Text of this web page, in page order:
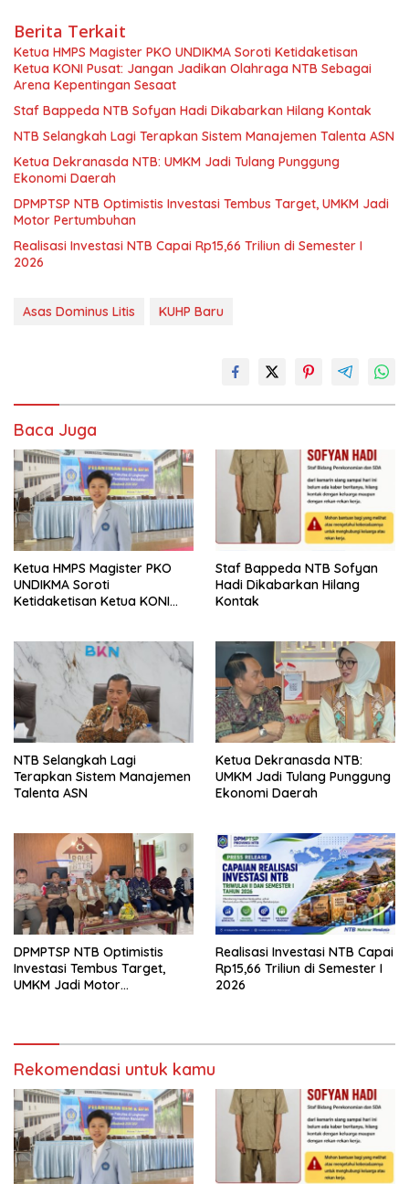
Berita Terkait
Ketua HMPS Magister PKO UNDIKMA Soroti Ketidaketisan
Ketua KONI Pusat: Jangan Jadikan Olahraga NTB Sebagai
Arena Kepentingan Sesaat
Staf Bappeda NTB Sofyan Hadi Dikabarkan Hilang Kontak
NTB Selangkah Lagi Terapkan Sistem Manajemen Talenta ASN
Ketua Dekranasda NTB: UMKM Jadi Tulang Punggung
Ekonomi Daerah
DPMPTSP NTB Optimistis Investasi Tembus Target, UMKM Jadi
Motor Pertumbuhan
Realisasi Investasi NTB Capai Rp15,66 Triliun di Semester I
2026
Asas Dominus Litis KUHP Baru
Baca Juga
Ketua HMPS Magister PKO
UNDIKMA Soroti
Ketidaketisan Ketua KONI
Arena Kepentingan Sesaat
Staf Bappeda NTB Sofyan
Hadi Dikabarkan Hilang
Kontak
NTB Selangkah Lagi
Terapkan Sistem Manajemen
Talenta ASN
Ketua Dekranasda NTB:
UMKM Jadi Tulang Punggung
Ekonomi Daerah
DPMPTSP NTB Optimistis
Investasi Tembus Target,
UMKM Jadi Motor
Realisasi Investasi NTB Capai
Rp15,66 Triliun di Semester I
2026
Rekomendasi untuk kamu